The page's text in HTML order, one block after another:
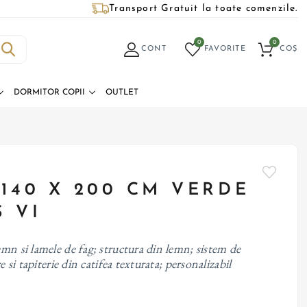
Transport Gratuit la toate comenzile.
CONT FAVORITE
0
COȘ
0
DORMITOR COPII OUTLET
X 200 CM VERDE
VI
si lamele de fag; structura din lemn; sistem de
si tapiterie din catifea texturata; personalizabil